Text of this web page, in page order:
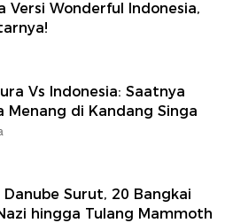
Versi Wonderful Indonesia,
Vs Indonesia: Saatnya
Menang di Kandang Singa
Danube Surut, 20 Bangkai
hingga Tulang Mammoth